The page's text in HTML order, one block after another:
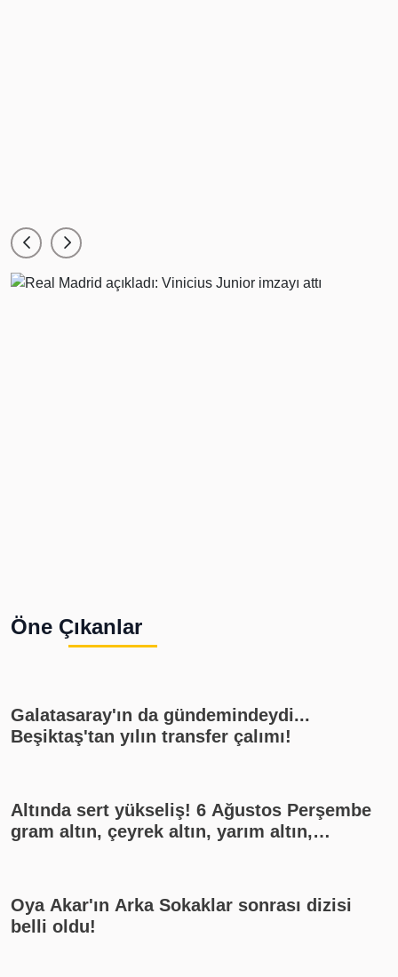
Öne Çıkanlar
Galatasaray'ın da gündemindeydi...
Beşiktaş'tan yılın transfer çalımı!
Altında sert yükseliş! 6 Ağustos Perşembe
gram altın, çeyrek altın, yarım altın,
Oya Akar'ın Arka Sokaklar sonrası dizisi
belli oldu!